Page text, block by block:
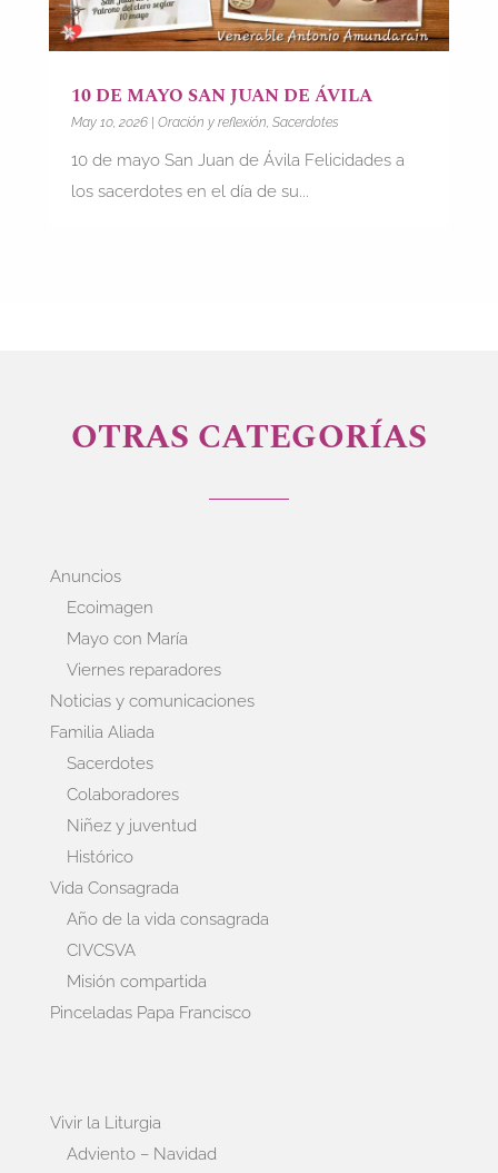
10 DE MAYO SAN JUAN DE ÁVILA
May 10, 2026| Oración y reflexión Sacerdotes
10 de mayo San Juan de Ávila Felicidades a
los sacerdotes en el día de su...
OTRAS CATEGORÍAS
Anuncios
Ecoimagen
Mayo con María
Viernes reparadores
Noticias y comunicaciones
Familia Aliada
Sacerdotes
Colaboradores
Niñez y juventud
Histórico
Vida Consagrada
Año de la vida consagrada
CIVCSVA
Misión compartida
Pinceladas Papa Francisco
Vivir la Liturgia
Adviento – Navidad